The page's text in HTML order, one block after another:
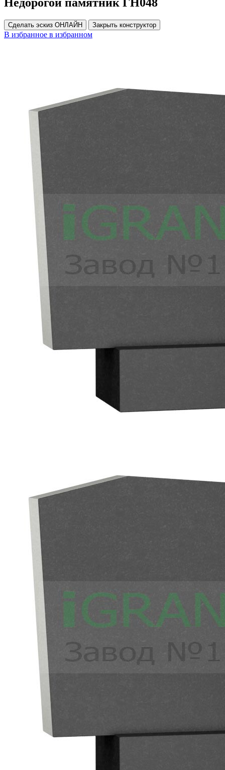
Недорогой памятник ГН048
Сделать эскиз ОНЛАЙН Закрыть конструктор
В избранное в избранном